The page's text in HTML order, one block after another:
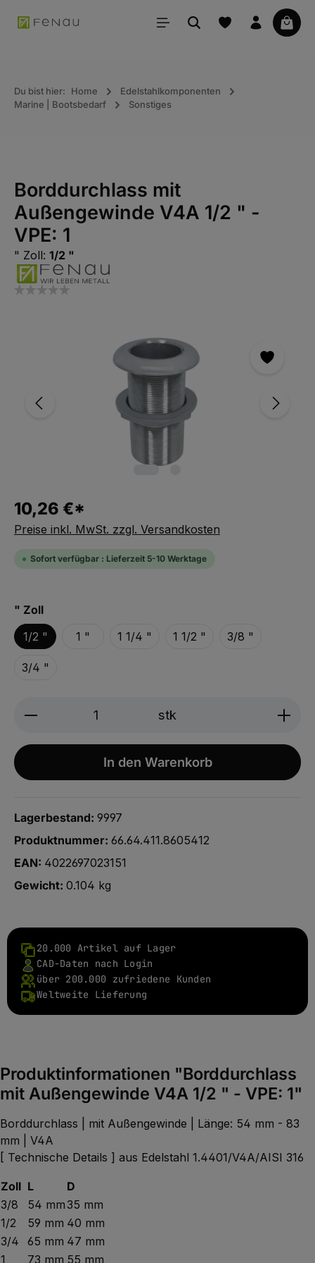
springen
Du bist hier: Home
Edelstahlkomponenten
Marine | Bootsbedarf
Sonstiges
Borddurchlass mit
Außengewinde V4A 1/2 " -
VPE: 1
" Zoll: 1/2 "
10,26 €*
Preise inkl. MwSt. zzgl. Versandkosten
Sofort verfügbar : Lieferzeit 5-10 Werktage
" Zollauswählen
1/2 "
1 " 1 1/4 " 1 1/2 " 3/8 "
3/4 "
Produkt Anzahl: Gib den
stk
In den Warenkorb
Lagerbestand: 9997
Produktnummer: 66.64.411.8605412
EAN: 4022697023151
Gewicht: 0.104 kg
20.000 Artikel auf Lager
CAD-Daten nach Login
über 200.000 zufriedene Kunden
Weltweite Lieferung
Produktinformationen "Borddurchlass
mit Außengewinde V4A 1/2 " - VPE: 1"
Borddurchlass | mit Außengewinde | Länge: 54 mm - 83
mm | V4A
[ Technische Details ] aus Edelstahl 1.4401/V4A/AISI 316
Zoll L
D
3/8
54 mm 35 mm
1/2
59 mm 40 mm
3/4
65 mm 47 mm
1
73 mm 55 mm